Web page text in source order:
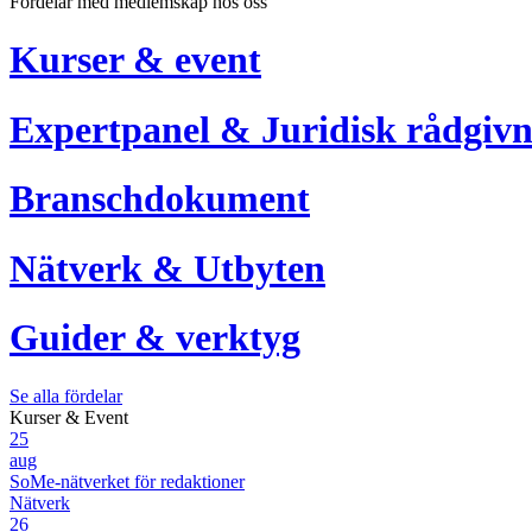
Kurser & event
Expertpanel & Juridisk
Branschdokument
Nätverk & Utbyten
Guider & verktyg
Se alla fördelar
Kurser & Event
25
aug
SoMe-nätverket för redaktioner
Nätverk
26